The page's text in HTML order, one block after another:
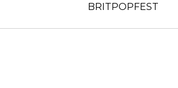
BRITPOPFEST